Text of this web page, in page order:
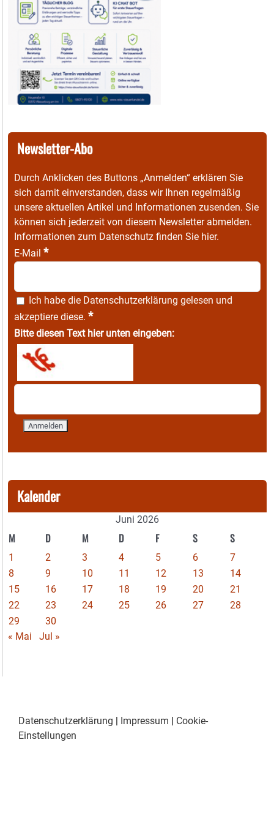
Newsletter-Abo
Durch Anklicken des Buttons „Anmelden“ erklären Sie
sich damit einverstanden, dass wir Ihnen regelmäßig
unsere aktuellen Artikel und Informationen zusenden. Sie
können sich jederzeit von diesem Newsletter abmelden.
Informationen zum Datenschutz finden Sie hier.
E-Mail *
Ich habe die Datenschutzerklärung gelesen und
akzeptiere diese. *
Bitte diesen Text hier unten eingeben:
Kalender
Juni 2026
M D M D F S S
1 2 3 4 5 6
7
8
9 10 11 12 13
14
15
16 17 18 19 20
21
22
23 24 25 26 27
28
29
30
« Mai
Jul »
Datenschutzerklärung | Impressum | Cookie-
Einstellungen